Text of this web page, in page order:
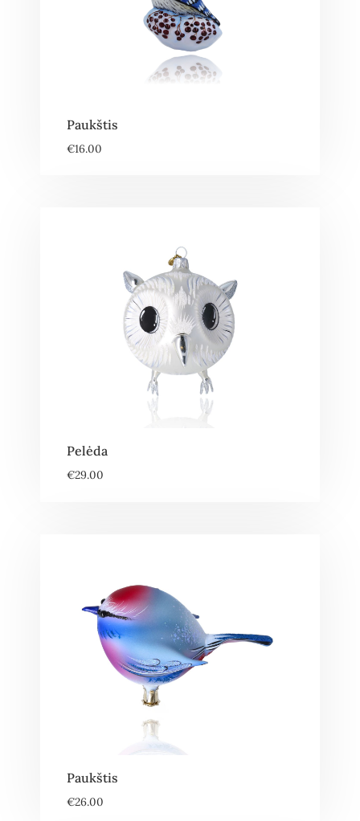
Paukštis
€16.00
Pelėda
€29.00
Paukštis
€26.00